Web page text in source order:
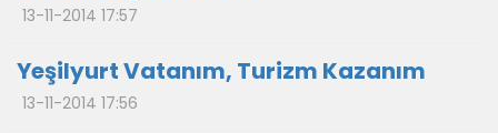
13-11-2014 17:57
Yeşilyurt Vatanım, Turizm Kazanım
13-11-2014 17:56